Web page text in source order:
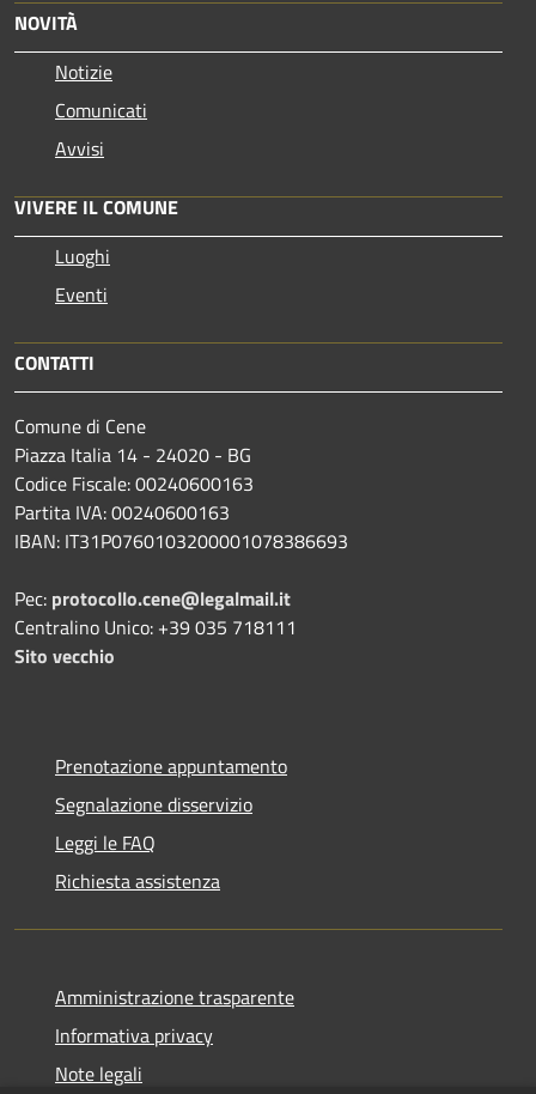
NOVITÀ
Notizie
Comunicati
Avvisi
VIVERE IL COMUNE
Luoghi
Eventi
CONTATTI
Comune di Cene
Piazza Italia 14 - 24020 - BG
Codice Fiscale: 00240600163
Partita IVA: 00240600163
IBAN: IT31P0760103200001078386693
Pec: protocollo.cene@legalmail.it
Centralino Unico: +39 035 718111
Sito vecchio
Prenotazione appuntamento
Segnalazione disservizio
Leggi le FAQ
Richiesta assistenza
Amministrazione trasparente
Informativa privacy
Note legali